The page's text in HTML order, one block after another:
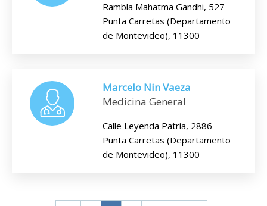
Rambla Mahatma Gandhi, 527
Punta Carretas (Departamento
de Montevideo), 11300
Marcelo Nin Vaeza
Medicina General
Calle Leyenda Patria, 2886
Punta Carretas (Departamento
de Montevideo), 11300